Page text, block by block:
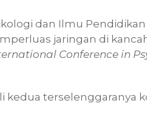
dan Ilmu
jaringan di
Conference in
kedua terselenggaranya